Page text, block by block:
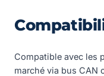
Compatible avec les
marché via bus CAN